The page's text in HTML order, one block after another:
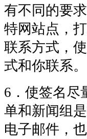
有不同的要
特网站点，
联系方式，
式和你联系。
6．使签名尽
单和新闻组
电子邮件，